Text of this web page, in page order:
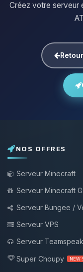
Créez votre serveur
NOS OFFRES
Serveur Minecraft
Serveur Minecraft
Serveur Bungee /
Serveur VPS
Serveur Teamspeak
Super Choupy NEW !